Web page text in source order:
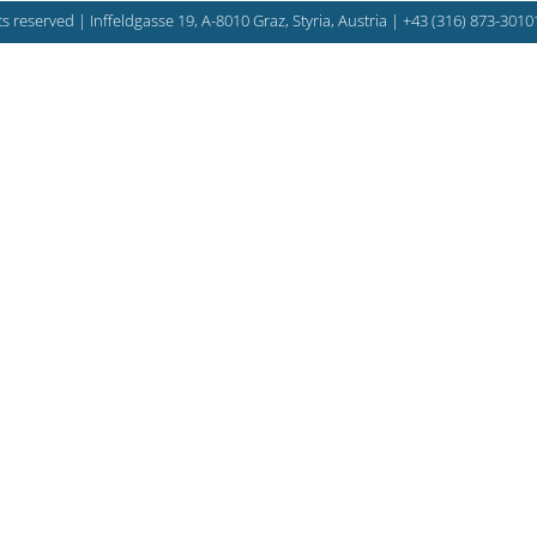
reserved | Inffeldgasse 19, A-8010 Graz, Styria, Austria | +43 (316) 873-